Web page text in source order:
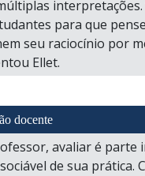
interpretações.
para que
seu raciocínio por
Ellet.
docente
avaliar é parte
de sua prática.